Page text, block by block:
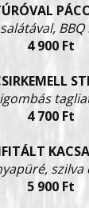
4 900 Ft
4 700 Ft
szilva
5 900 Ft